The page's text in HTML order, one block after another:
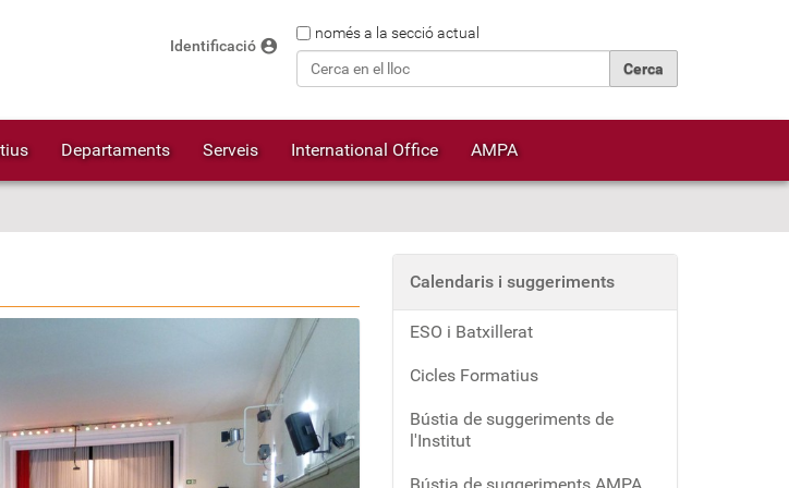
Cercanomés a la secció actual
Identificació account_circle
Departaments Serveis International Office AMPA
Calendaris i suggeriments
ESO i Batxillerat
Cicles Formatius
Bústia de suggeriments de
l'Institut